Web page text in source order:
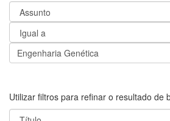
Utilizar filtros para refinar o resultado de